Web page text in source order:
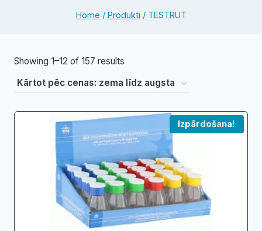
Home / Produkti / TESTRUT
Showing 1–12 of 157 results
by
price:
low
to
Izpārdošana!